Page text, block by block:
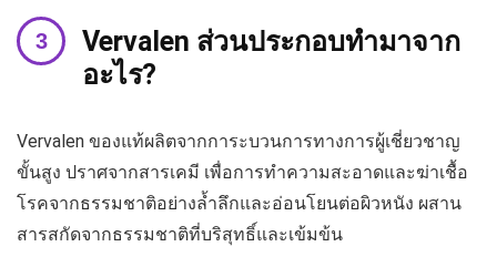
Vervalen ส่วนประกอบทำมาจาก
อะไร?
Vervalen ของแท้ผลิตจากการะบวนการทางการผู้เชี่ยวชาญ
ขั้นสูง ปราศจากสารเคมี เพื่อการทำความสะอาดและฆ่าเชื้อ
โรคจากธรรมชาติอย่างล้ำลึกและอ่อนโยนต่อผิวหนัง ผสาน
สารสกัดจากธรรมชาติที่บริสุทธิ์และเข้มข้น